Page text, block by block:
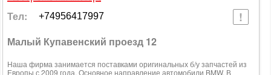
Тел: +74956417997
Малый Купавенский проезд 12
Наша фирма занимается поставками оригинальных б/у запчастей из
Европы с 2009 года. Основное направление автомобили BMW. В